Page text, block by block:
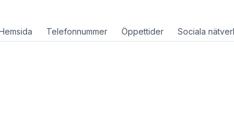
Telefonnummer Öppettider Sociala